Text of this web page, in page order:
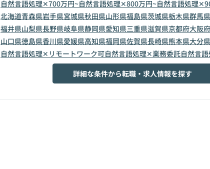
自然言語処理✕700万円~自然言語処理✕800万円~自然言語処理
北海道青森県岩手県宮城県秋田県山形県福島県茨城県栃木県群馬県
福井県山梨県長野県岐阜県静岡県愛知県三重県滋賀県京都府大阪府
山口県徳島県香川県愛媛県高知県福岡県佐賀県長崎県熊本県大分県
自然言語処理✕リモートワーク可自然言語処理✕業務委託自然言
詳細な条件から転職・求人情報を探す